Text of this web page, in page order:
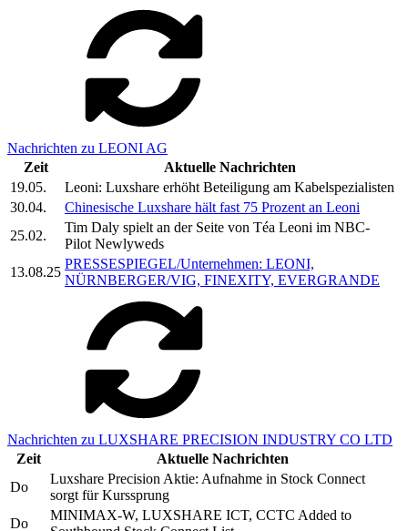
Nachrichten zu LEONI AG
Zeit
Aktuelle Nachrichten
19.05.
Leoni: Luxshare erhöht Beteiligung am Kabelspezialisten
30.04.
Chinesische Luxshare hält fast 75 Prozent an Leoni
25.02.
Tim Daly spielt an der Seite von Téa Leoni im NBC-
Pilot Newlyweds
13.08.25
PRESSESPIEGEL/Unternehmen: LEONI,
NÜRNBERGER/VIG, FINEXITY, EVERGRANDE
Nachrichten zu LUXSHARE PRECISION INDUSTRY CO LTD
Zeit
Aktuelle Nachrichten
Do
Luxshare Precision Aktie: Aufnahme in Stock Connect
sorgt für Kurssprung
Do
MINIMAX-W, LUXSHARE ICT, CCTC Added to